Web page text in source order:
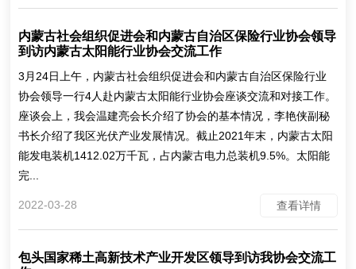
内蒙古社会组织促进会和内蒙古自治区保险行业协会领导
到访内蒙古太阳能行业协会交流工作
3月24日上午，内蒙古社会组织促进会和内蒙古自治区保险行业
协会领导一行4人赴内蒙古太阳能行业协会座谈交流和对接工作。
座谈会上，我会温建亮会长介绍了协会的基本情况，李艳侠副秘
书长介绍了我区光伏产业发展情况。截止2021年末，内蒙古太阳
能发电装机1412.02万千瓦，占内蒙古电力总装机9.5%。太阳能
完...
2022-03-28 查看详情
包头国家稀土高新技术产业开发区领导到访我协会交流工